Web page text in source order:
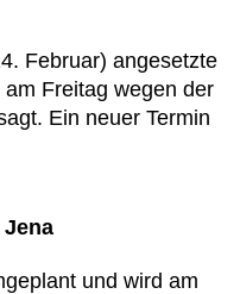
Februar) angesetzte
Freitag wegen der
Ein neuer Termin
Jena
und wird am